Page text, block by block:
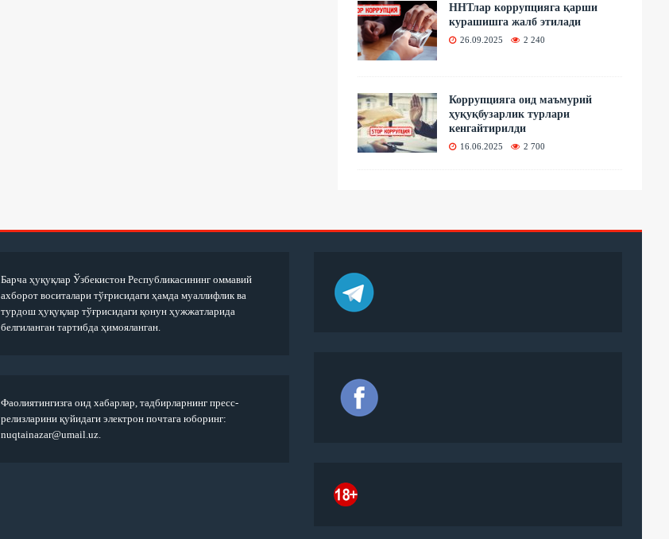
ННТлар коррупцияга қарши
курашишга жалб этилади
26.09.2025 2 240
Коррупцияга оид маъмурий
ҳуқуқбузарлик турлари
кенгайтирилди
16.06.2025 2 700
Барча ҳуқуқлар Ўзбекистон Республикасининг оммавий
ахборот воситалари тўғрисидаги ҳамда муаллифлик ва
турдош ҳуқуқлар тўғрисидаги қонун ҳужжатларида
белгиланган тартибда ҳимояланган.
Фаолиятингизга оид хабарлар, тадбирларнинг пресс-
релизларини қуйидаги электрон почтага юборинг:
nuqtainazar@umail.uz.